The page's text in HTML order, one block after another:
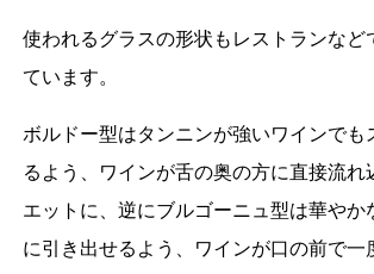
使われるグラスの形状もレストランなど
ています。
ボルドー型はタンニンが強いワインでも
るよう、ワインが舌の奥の方に直接流れ
エットに、逆にブルゴーニュ型は華やか
に引き出せるよう、ワインが口の前で一